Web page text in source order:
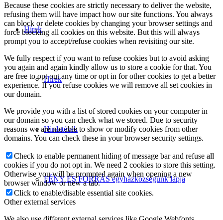
Hírek
Hírek
Hirdetések
FÉNY ÉS FORRÁS egyházközségünk lapja
Because these cookies are strictly necessary to deliver the website,
refusing them will have impact how our site functions. You always
can block or delete cookies by changing your browser settings and
force blocking all cookies on this website. But this will always
prompt you to accept/refuse cookies when revisiting our site.
We fully respect if you want to refuse cookies but to avoid asking
you again and again kindly allow us to store a cookie for that. You
are free to opt out any time or opt in for other cookies to get a better
experience. If you refuse cookies we will remove all set cookies in
our domain.
We provide you with a list of stored cookies on your computer in
our domain so you can check what we stored. Due to security
reasons we are not able to show or modify cookies from other
domains. You can check these in your browser security settings.
Check to enable permanent hiding of message bar and refuse all
cookies if you do not opt in. We need 2 cookies to store this setting.
Otherwise you will be prompted again when opening a new
browser window or new a tab.
Click to enable/disable essential site cookies.
Other external services